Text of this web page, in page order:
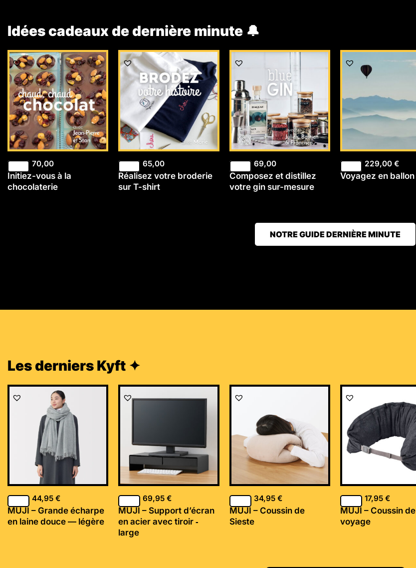
Idées cadeaux de dernière minute 🔔
70,00
Initiez-vous à la
chocolaterie
65,00
Réalisez votre broderie
sur T-shirt
69,00
Composez et distillez
votre gin sur-mesure
229,00 €
Voyagez en ballon
NOTRE GUIDE DERNIÈRE MINUTE
Les derniers Kyft ✦
44,95 €
MUJI – Grande écharpe
en laine douce — légère
69,95€
MUJI – Support d’écran
en acier avec tiroir ‐
large
34,95 €
MUJI – Coussin de
Sieste
17,95 €
MUJI – Coussin de
voyage